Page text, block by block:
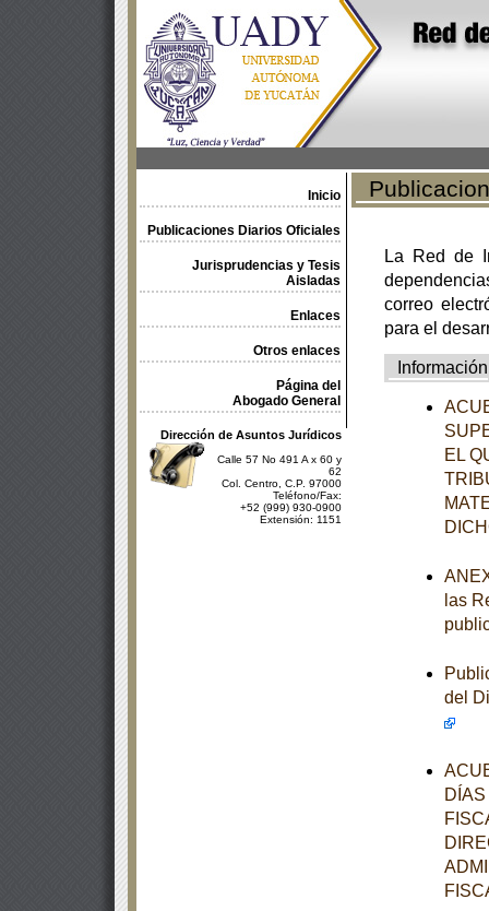
Inicio
Publicaciones Diarios Oficiales
Jurisprudencias y Tesis
Aisladas
Enlaces
Otros enlaces
Página del
Abogado General
Dirección de Asuntos Jurídicos
Calle 57 No 491 A x 60 y
62
Col. Centro, C.P. 97000
Teléfono/Fax:
+52 (999) 930-0900
Extensión: 1151
La Red de
correo
para el
Información
EL
las
del